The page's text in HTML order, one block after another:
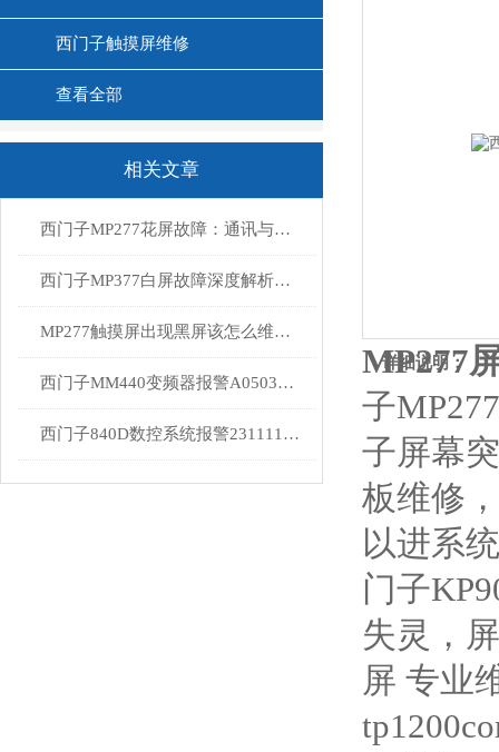
西门子触摸屏维修
查看全部
相关文章
西门子MP277花屏故障：通讯与屏幕问题的排查手册
西门子MP377白屏故障深度解析与维修指南
MP277触摸屏出现黑屏该怎么维修？
西门子MM440变频器报警A0503电机不转维修解决
西门子840D数控系统报警231111编码器故障维修处理
详细说明：
MP277
子
子屏幕
板维修
以进系
门子
失灵，
屏 专业